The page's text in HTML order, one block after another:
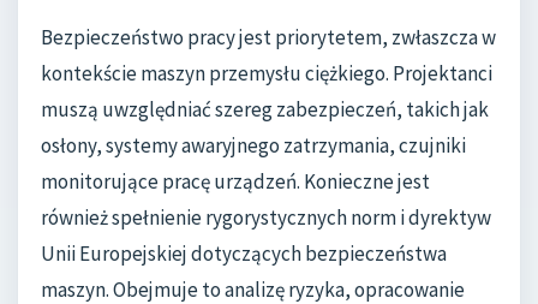
Bezpieczeństwo pracy jest priorytetem, zwłaszcza w
kontekście maszyn przemysłu ciężkiego. Projektanci
muszą uwzględniać szereg zabezpieczeń, takich jak
osłony, systemy awaryjnego zatrzymania, czujniki
monitorujące pracę urządzeń. Konieczne jest
również spełnienie rygorystycznych norm i dyrektyw
Unii Europejskiej dotyczących bezpieczeństwa
maszyn. Obejmuje to analizę ryzyka, opracowanie